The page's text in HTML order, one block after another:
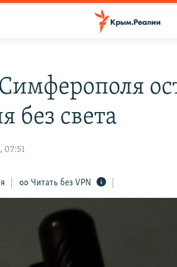
без света
07:51
Читать без VPN